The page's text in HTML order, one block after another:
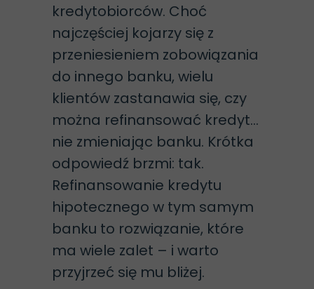
kredytobiorców. Choć
najczęściej kojarzy się z
przeniesieniem zobowiązania
do innego banku, wielu
klientów zastanawia się, czy
można refinansować kredyt…
nie zmieniając banku. Krótka
odpowiedź brzmi: tak.
Refinansowanie kredytu
hipotecznego w tym samym
banku to rozwiązanie, które
ma wiele zalet – i warto
przyjrzeć się mu bliżej.